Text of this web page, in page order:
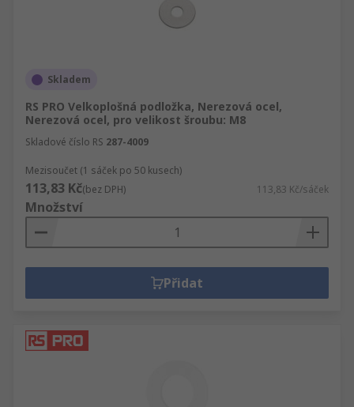
Skladem
RS PRO Velkoplošná podložka, Nerezová ocel,
Nerezová ocel, pro velikost šroubu: M8
Skladové číslo RS 287-4009
Mezisoučet (1 sáček po 50 kusech)
113,83 Kč(bez DPH) 113,83 Kč/sáček
Množství
Přidat